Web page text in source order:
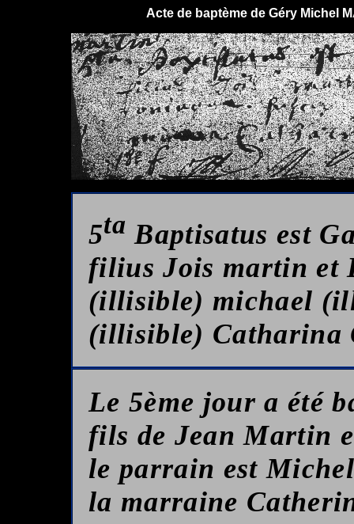
Acte de baptème de Géry Michel
5ta Baptisatus est
filius Jois martin et
(illisible) michael
(illisible) Catharina
Le 5ème jour a été
fils de Jean Martin
le parrain est
la marraine